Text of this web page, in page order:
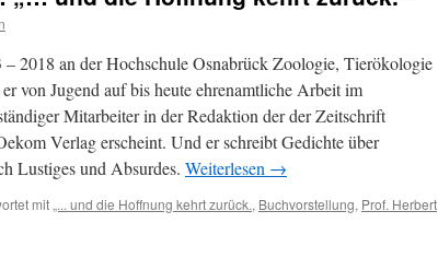
2018 an der Hochschule Osnabrück Zoologie, Tierökologie
von Jugend auf bis heute ehrenamtliche Arbeit im
Mitarbeiter in der Redaktion der der Zeitschrift
Verlag erscheint. Und er schreibt Gedichte über
Lustiges und Absurdes. Weiterlesen →
mit „... und die Hoffnung kehrt zurück., Buchvorstellung, Prof. Herbert